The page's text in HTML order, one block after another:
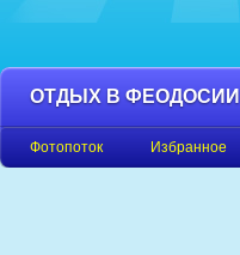
ОТДЫХ В ФЕОДОСИИ
Фотопоток Избранное